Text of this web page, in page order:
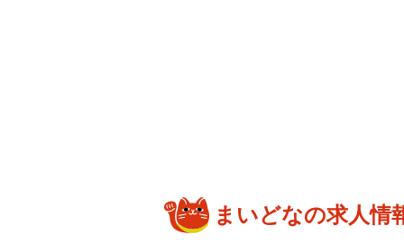
まいどなの求人情